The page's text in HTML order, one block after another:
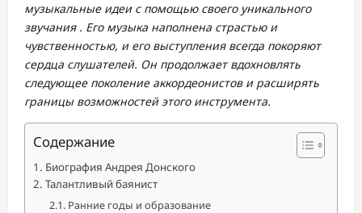
музыкальные идеи с помощью своего уникального
звучания . Его музыка наполнена страстью и
чувственностью, и его выступления всегда покоряют
сердца слушателей. Он продолжает вдохновлять
следующее поколение аккордеонистов и расширять
границы возможностей этого инструмента.
Содержание
Биография Андрея Донского
Талантливый баянист
Ранние годы и образование